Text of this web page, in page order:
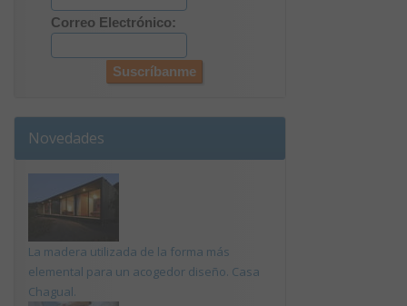
Correo Electrónico:
Novedades
La madera utilizada de la forma más
elemental para un acogedor diseño. Casa
Chagual.